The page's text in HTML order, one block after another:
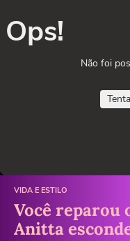
Ops!
Não foi
VIDA E ESTILO
Você reparou
Anitta